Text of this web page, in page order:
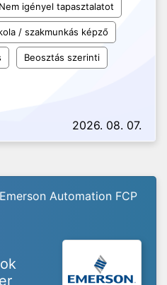
Nem igényel tapasztalatot
/ szakmunkás képző
Beosztás szerinti
2026. 08. 07.
Automation FCP